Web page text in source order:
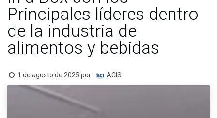
Principales líderes dentro
de la industria de
alimentos y bebidas
1 de agosto de 2025 por ACIS